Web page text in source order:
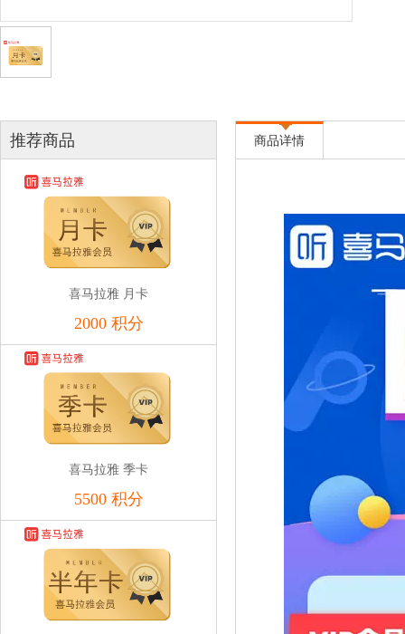
推荐商品
喜马拉雅 月卡
2000 积分
喜马拉雅 季卡
5500 积分
商品详情